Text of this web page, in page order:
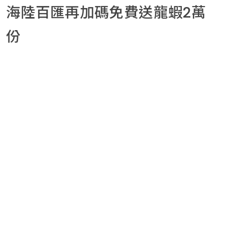
海陸百匯再加碼免費送龍蝦2萬
份